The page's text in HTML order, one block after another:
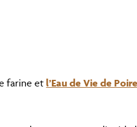
farine etl’Eau de Vie de